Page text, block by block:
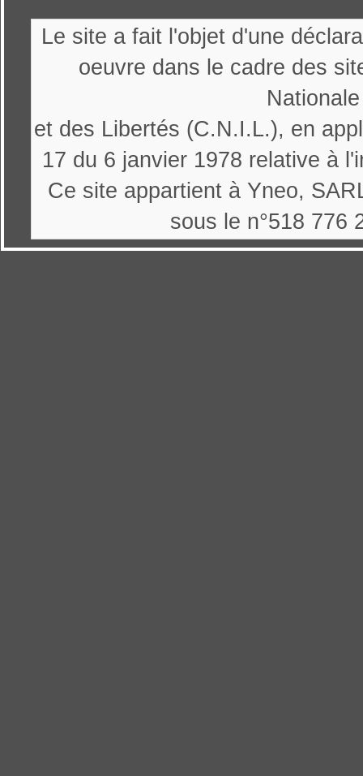
Le site a fait l'objet d'une
oeuvre dans le cadre des
et des Libertés (C.N.I.L.), en
17 du 6 janvier 1978 relative à
Ce site appartient à Yneo,
sous le n°518 776